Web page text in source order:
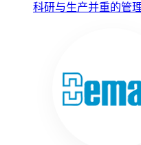
科研与生产并重的管